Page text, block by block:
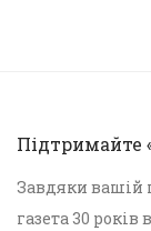
Підтримайте
Завдяки вашій
газета 30 років